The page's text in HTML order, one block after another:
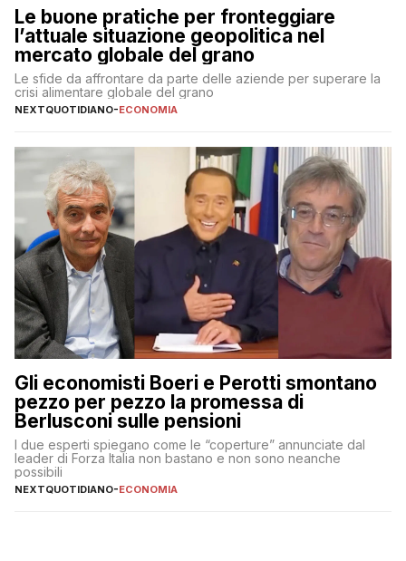
Le buone pratiche per fronteggiare
l’attuale situazione geopolitica nel
mercato globale del grano
Le sfide da affrontare da parte delle aziende per superare la
crisi alimentare globale del grano
NEXTQUOTIDIANO-ECONOMIA
Gli economisti Boeri e Perotti smontano
pezzo per pezzo la promessa di
Berlusconi sulle pensioni
I due esperti spiegano come le “coperture” annunciate dal
leader di Forza Italia non bastano e non sono neanche
possibili
NEXTQUOTIDIANO-ECONOMIA